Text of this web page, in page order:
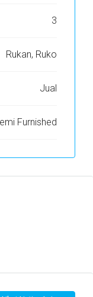
3
Rukan, Ruko
Jual
Furnished